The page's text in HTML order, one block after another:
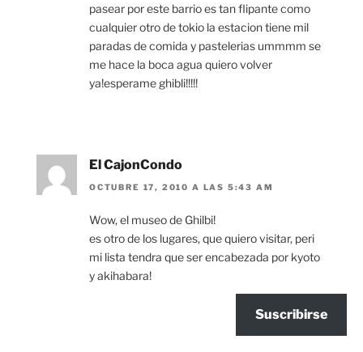
pasear por este barrio es tan flipante como
cualquier otro de tokio la estacion tiene mil
paradas de comida y pastelerias ummmm se
me hace la boca agua quiero volver
ya!esperame ghibli!!!!!
El CajonCondo
OCTUBRE 17, 2010 A LAS 5:43 AM
Wow, el museo de Ghilbi!
es otro de los lugares, que quiero visitar, peri
mi lista tendra que ser encabezada por kyoto
y akihabara!
Suscribirse